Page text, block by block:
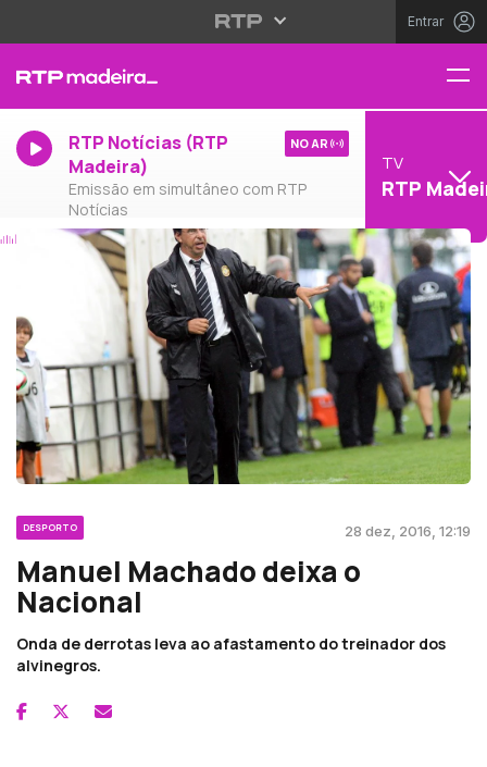
Entrar
RTP Notícias (RTP
Madeira)
Emissão em simultâneo com RTP
Notícias
NO AR
TV
RTP
DESPORTO 28 dez, 2016, 12:19
Manuel Machado deixa o
Nacional
Onda de derrotas leva ao afastamento do treinador dos
alvinegros.